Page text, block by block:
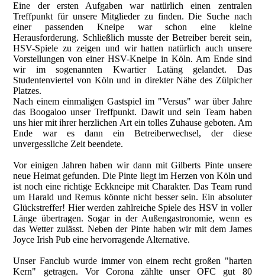
Eine der ersten Aufgaben war natürlich einen zentralen
Treffpunkt für unsere Mitglieder zu finden. Die Suche nach
einer passenden Kneipe war schon eine kleine
Herausforderung. Schließlich musste der Betreiber bereit sein,
HSV-Spiele zu zeigen und wir hatten natürlich auch unsere
Vorstellungen von einer HSV-Kneipe in Köln. Am Ende sind
wir im sogenannten Kwartier Latäng gelandet. Das
Studentenviertel von Köln und in direkter Nähe des Zülpicher
Platzes.
Nach einem einmaligen Gastspiel im "Versus" war über Jahre
das Boogaloo unser Treffpunkt. Dawit und sein Team haben
uns hier mit ihrer herzlichen Art ein tolles Zuhause geboten. Am
Ende war es dann ein Betreiberwechsel, der diese
unvergessliche Zeit beendete.
Vor einigen Jahren haben wir dann mit Gilberts Pinte unsere
neue Heimat gefunden. Die Pinte liegt im Herzen von Köln und
ist noch eine richtige Eckkneipe mit Charakter. Das Team rund
um Harald und Remus könnte nicht besser sein. Ein absoluter
Glückstreffer! Hier werden zahlreiche Spiele des HSV in voller
Länge übertragen. Sogar in der Außengastronomie, wenn es
das Wetter zulässt. Neben der Pinte haben wir mit dem James
Joyce Irish Pub eine hervorragende Alternative.
Unser Fanclub wurde immer von einem recht großen "harten
Kern" getragen. Vor Corona zählte unser OFC gut 80